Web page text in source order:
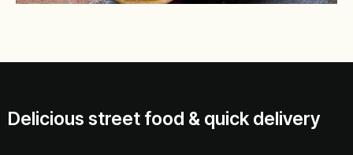
Delicious street food & quick delivery